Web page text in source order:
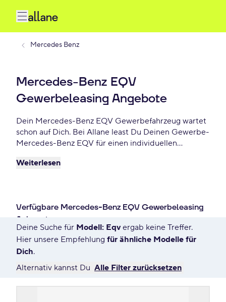
Mercedes Benz
Mercedes-Benz EQV
Gewerbeleasing Angebote
Dein Mercedes-Benz EQV Gewerbefahrzeug wartet
schon auf Dich. Bei Allane least Du Deinen Gewerbe-
Mercedes-Benz EQV für einen individuellen
Du Dein Mercedes-Benz EQV kaufen möchtest oder
Weiterlesen
Verfügbare Mercedes-Benz EQV Gewerbeleasing
Anbegote
0 Angebote für Deine Suche
Deine Suche für Modell: Eqvergab keine Treffer.
Hier unsere Empfehlung für ähnliche Modelle für
Dich.
Alternativ kannst Du Alle Filter zurücksetzen